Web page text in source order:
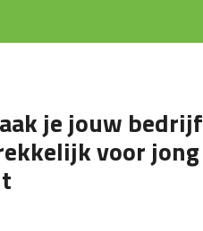
je jouw bedrijf
voor jong